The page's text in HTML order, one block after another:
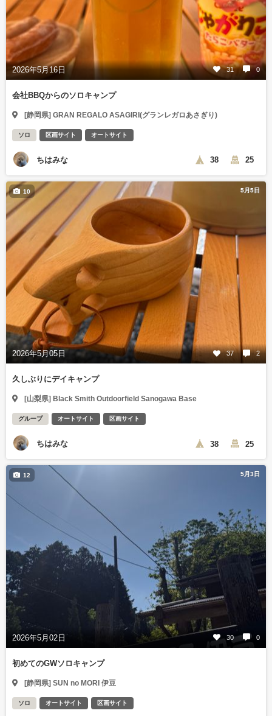
2026年5月16日 31 0
会社BBQからのソロキャンプ
[静岡県] GRAN REGALO ASAGIRI(グランレガロあさぎり)
ソロ 区画サイト オートサイト
ちはみな 38 25
5月5日
2026年5月05日 37 2
10
久しぶりにデイキャンプ
[山梨県] Black Smith Outdoorfield Sanogawa Base
グループ オートサイト 区画サイト
ちはみな 38 25
5月3日
2026年5月02日 30 0
12
初めてのGWソロキャンプ
[静岡県] SUN no MORI 伊豆
ソロ オートサイト 区画サイト